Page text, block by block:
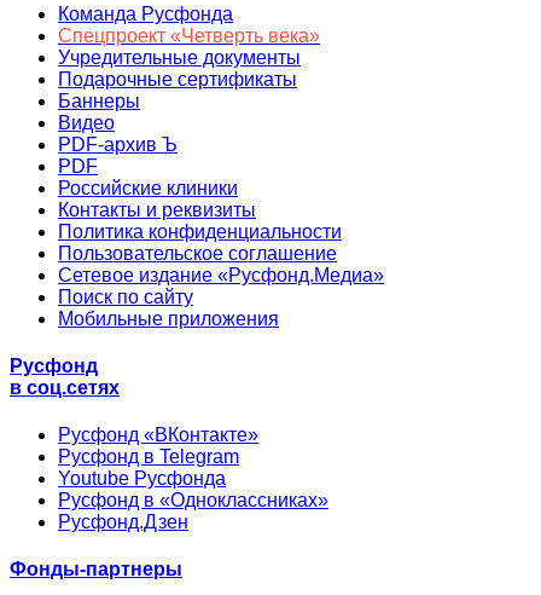
Команда Русфонда
Спецпроект «Четверть века»
Учредительные документы
Подарочные сертификаты
Баннеры
Видео
PDF-архив Ъ
PDF
Российские клиники
Контакты и реквизиты
Политика конфиденциальности
Пользовательское соглашение
Сетевое издание «Русфонд.Медиа»
Поиск по сайту
Мобильные приложения
Русфонд
в соц.сетях
Русфонд «ВКонтакте»
Русфонд в Telegram
Youtube Русфонда
Русфонд в «Одноклассниках»
Русфонд.Дзен
Фонды-партнеры